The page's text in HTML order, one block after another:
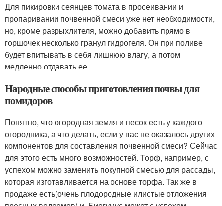
Для пикировки сеянцев томата в просеивании и
пропаривании почвенной смеси уже нет необходимости,
но, кроме разрыхлителя, можно добавить прямо в
горшочек несколько гранул гидрогеля. Он при поливе
будет впитывать в себя лишнюю влагу, а потом
медленно отдавать ее.
Народные способы приготовления почвы для
помидоров
Понятно, что огородная земля и песок есть у каждого
огородника, а что делать, если у вас не оказалось других
компонентов для составления почвенной смеси? Сейчас
для этого есть много возможностей. Торф, например, с
успехом можно заменить покупной смесью для рассады,
которая изготавливается на основе торфа. Так же в
продаже есть(очень плодородные илистые отложения